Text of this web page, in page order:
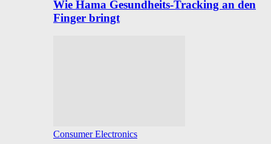
Wie Hama Gesundheits-Tracking an den
Finger bringt
Consumer Electronics